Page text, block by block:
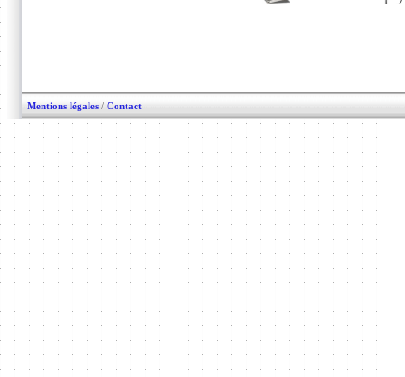
Mentions légales / Contact